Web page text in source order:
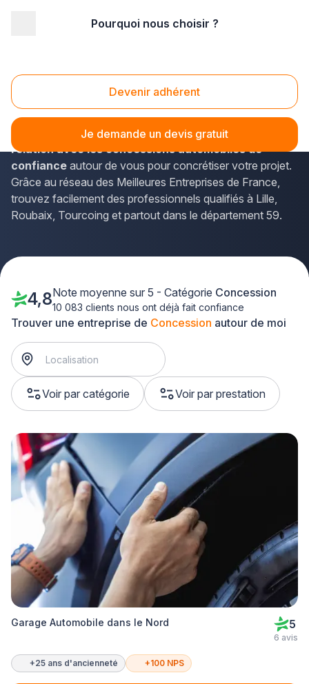
Pourquoi nous choisir ?
Devenir adhérent
Je demande un devis gratuit
Concession automobile Nord (59)
Vous envisagez l'achat d'un véhicule neuf ou d'occasion
dans le Nord ?La solution Plus que pro vous met en
relation avec les concessions automobiles de
confiance autour de vous pour concrétiser votre projet.
Grâce au réseau des Meilleures Entreprises de France,
trouvez facilement des professionnels qualifiés à Lille,
Roubaix, Tourcoing et partout dans le département 59.
Trouver une entreprise de Concession autour de moi
Voir par catégorie Voir par prestation
4,8Note moyenne sur 5 - Catégorie Concession
10 083 clients nous ont déjà fait confiance
Garage Automobile dans le Nord 5
6 avis
+25 ans d'ancienneté +100 NPS